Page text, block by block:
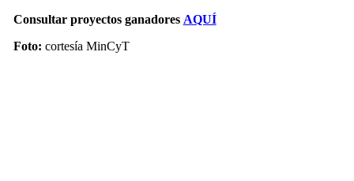
Consultar proyectos ganadores AQUÍ
Foto: cortesía MinCyT